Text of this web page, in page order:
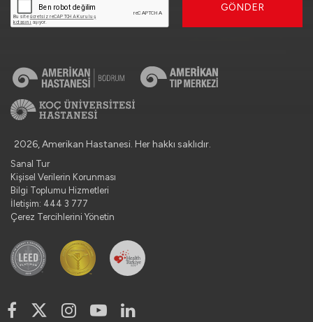
GÖNDER
2026, Amerikan Hastanesi. Her hakkı saklıdır.
Sanal Tur
Kişisel Verilerin Korunması
Bilgi Toplumu Hizmetleri
İletişim: 444 3 777
Çerez Tercihlerini Yönetin